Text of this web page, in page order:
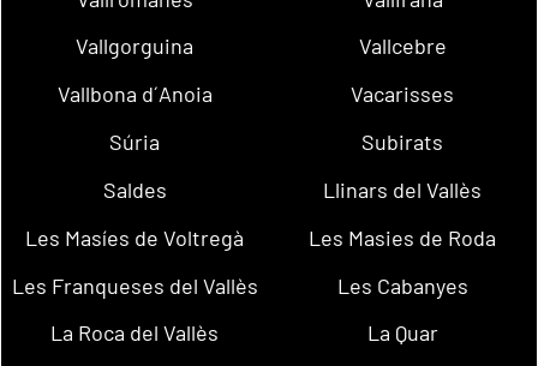
Vallgorguina
Vallcebre
Vallbona d´Anoia
Vacarisses
Súria
Subirats
Saldes
Llinars del Vallès
Les Masíes de Voltregà
Les Masies de Roda
Les Franqueses del Vallès
Les Cabanyes
La Roca del Vallès
La Quar